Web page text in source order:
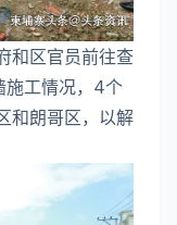
和区官员前往查
施工情况，4个
和朗哥区，以解